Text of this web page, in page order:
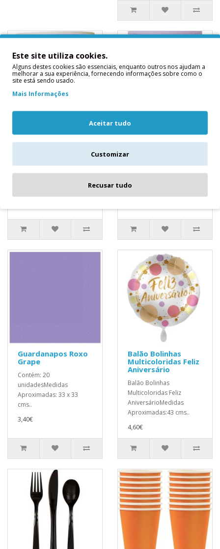
14 Copos Roxo
Profundo
ProfundoMedidas
Aproximadas: 9x7 cms270
Saiote Mesa
Lavanda
Em PlásticoMedidas
Aproximadas:
4.26mx73cms..
5,40€
Guardanapos Roxo
Grape
Contém: 20
unidadesMedidas
Aproximadas: 33 x 33
cms..
3,40€
Balão Bolinhas
Multicoloridas Feliz
Aniversário
Balão Bolinhas
Multicoloridas Feliz
AniversárioMedidas
Aproximadas:43 cms..
4,60€
Este site utiliza cookies.
Alguns destes cookies são essenciais, enquanto outros nos ajudam a
melhorar a sua experiência, fornecendo informações sobre como o
site está sendo usado.
Mais Informações
Aceitar tudo
Customizar
Recusar tudo